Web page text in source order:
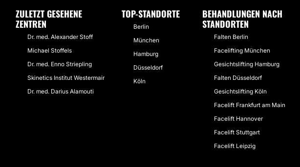
ZULETZT GESEHENE
ZENTREN
Dr. med. Alexander Stoff
Michael Stoffels
Dr. med. Enno Striepling
Skinetics Institut Westermair
Dr. med. Darius Alamouti
TOP-STANDORTE
Berlin
München
Hamburg
Düsseldorf
Köln
BEHANDLUNGEN NACH
STANDORTEN
Falten Berlin
Facelifting München
Gesichtslifting Hamburg
Falten Düsseldorf
Gesichtslifting Köln
Facelift Frankfurt am Main
Facelift Hannover
Facelift Stuttgart
Facelift Leipzig